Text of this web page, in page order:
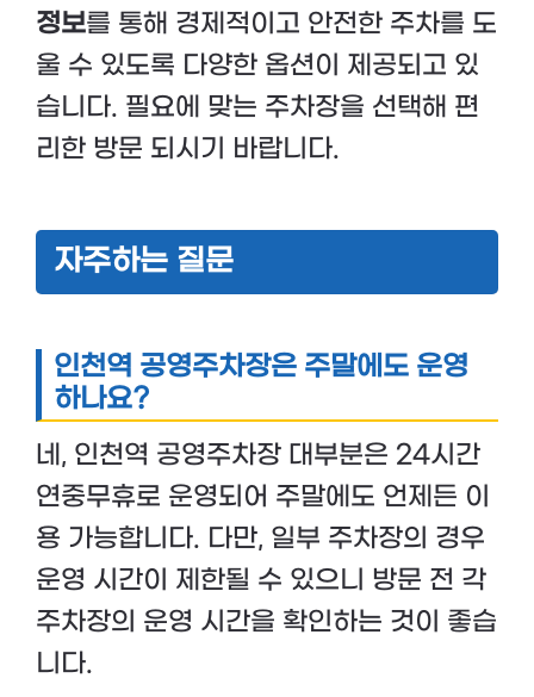
정보를 통해 경제적이고 안전한 주차를 도
울 수 있도록 다양한 옵션이 제공되고 있
습니다. 필요에 맞는 주차장을 선택해 편
리한 방문 되시기 바랍니다.
자주하는 질문
인천역 공영주차장은 주말에도 운영
하나요?
네, 인천역 공영주차장 대부분은 24시간
연중무휴로 운영되어 주말에도 언제든 이
용 가능합니다. 다만, 일부 주차장의 경우
운영 시간이 제한될 수 있으니 방문 전 각
주차장의 운영 시간을 확인하는 것이 좋습
니다.